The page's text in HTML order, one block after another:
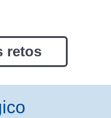
retos